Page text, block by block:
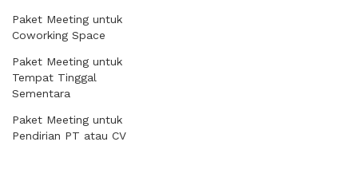
Paket Meeting untuk
Coworking Space
Paket Meeting untuk
Tempat Tinggal
Sementara
Paket Meeting untuk
Pendirian PT atau CV